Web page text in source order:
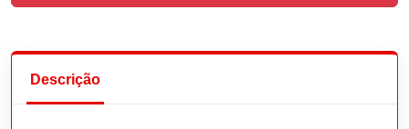
Descrição